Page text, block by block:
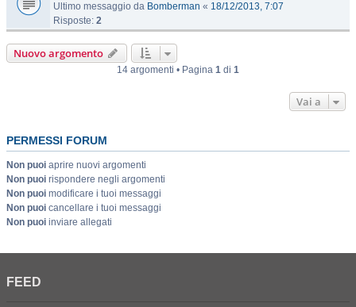
Ultimo messaggio da Bomberman « 18/12/2013, 7:07
Risposte: 2
Nuovo argomento
14 argomenti • Pagina 1 di 1
Vai a
PERMESSI FORUM
Non puoi aprire nuovi argomenti
Non puoi rispondere negli argomenti
Non puoi modificare i tuoi messaggi
Non puoi cancellare i tuoi messaggi
Non puoi inviare allegati
FEED